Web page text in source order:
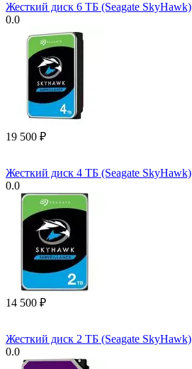
Жесткий диск 6 ТБ (Seagate SkyHawk)
0.0
19 500 ₽
Жесткий диск 4 ТБ (Seagate SkyHawk)
0.0
14 500 ₽
Жесткий диск 2 ТБ (Seagate SkyHawk)
0.0